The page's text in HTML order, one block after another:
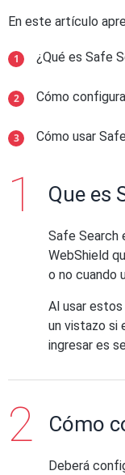
En este artículo
¿Qué es Safe
Cómo
Cómo usar
Que es
Safe Search
WebShield
o no cuando
Al usar
un vistazo si
ingresar es
Cómo
Deberá